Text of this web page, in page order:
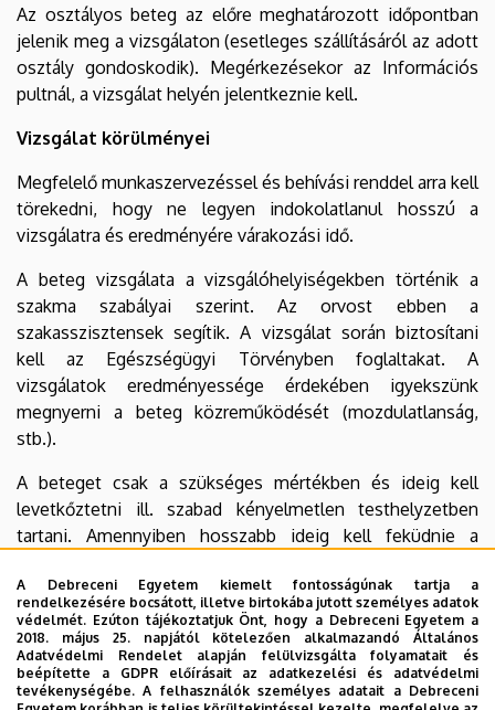
A Debreceni Egyetem kiemelt fontosságúnak tartja a
rendelkezésére bocsátott, illetve birtokába jutott személyes adatok
védelmét. Ezúton tájékoztatjuk Önt, hogy a Debreceni Egyetem a
2018. május 25. napjától kötelezően alkalmazandó Általános
Adatvédelmi Rendelet alapján felülvizsgálta folyamatait és
beépítette a GDPR előírásait az adatkezelési és adatvédelmi
tevékenységébe. A felhasználók személyes adatait a Debreceni
Az osztályos beteg az előre meghatározott időpontban
jelenik meg a vizsgálaton (esetleges szállításáról az adott
osztály gondoskodik). Megérkezésekor az Információs
pultnál, a vizsgálat helyén jelentkeznie kell.
Vizsgálat körülményei
Megfelelő munkaszervezéssel és behívási renddel arra kell
törekedni, hogy ne legyen indokolatlanul hosszú a
vizsgálatra és eredményére várakozási idő.
A beteg vizsgálata a vizsgálóhelyiségekben történik a
szakma szabályai szerint. Az orvost ebben a
szakasszisztensek segítik. A vizsgálat során biztosítani
kell az Egészségügyi Törvényben foglaltakat. A
vizsgálatok eredményessége érdekében igyekszünk
megnyerni a beteg közreműködését (mozdulatlanság,
stb.).
A beteget csak a szükséges mértékben és ideig kell
levetkőztetni ill. szabad kényelmetlen testhelyzetben
tartani. Amennyiben hosszabb ideig kell feküdnie a
nem rontva betakarjuk. Zavart, magatehetetlen,
eszméletlen, súlyosan sérült beteg, gyerek esetén
felügyeletéről gondoskodni kell. A vizsgálatok közben
illetéktelen vagy szükségtelen személyek nem
tartózkodhatnak a helyiségben.